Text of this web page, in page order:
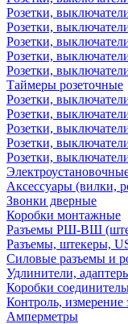
Розетки,
Розетки,
Розетки,
Розетки,
Розетки,
Таймеры розеточные
Розетки,
Розетки,
Розетки,
Розетки,
Розетки,
Аксессуары (вилки,
Звонки дверные
Коробки монтажные
Разъемы РШ-ВШ
Разъемы, штекеры,
Силовые разъемы и
Удлинители,
Коробки
Контроль, измерение
Амперметры